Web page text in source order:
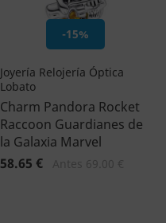
-15%
Joyería Relojería Óptica
Lobato
Charm Pandora Rocket
Raccoon Guardianes de
la Galaxia Marvel
58.65 €